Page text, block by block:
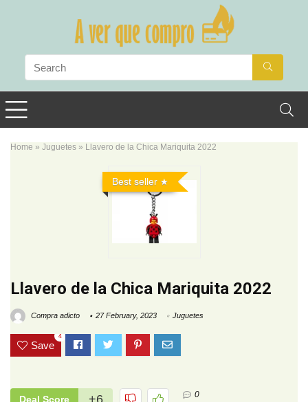
Home » Juguetes » Llavero de la Chica Mariquita 2022
Best seller
Llavero de la Chica Mariquita 2022
Compra adicto 27 February, 2023 Juguetes
Save
4
Deal Score
0